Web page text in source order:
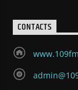
CONTACTS